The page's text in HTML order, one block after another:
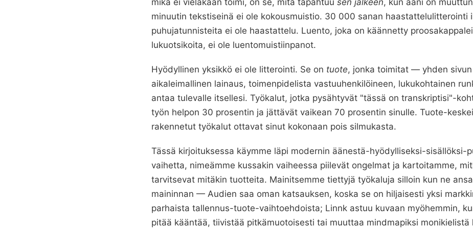
mikä ei vieläkään toimi, on se, mitä tapahtuu sen jälkeen, kun ääni on
minuutin tekstiseinä ei ole kokousmuistio. 30 000 sanan haastattelulitterointi
puhujatunnisteita ei ole haastattelu. Luento, joka on käännetty
lukuotsikoita, ei ole luentomuistiinpanot.
Hyödyllinen yksikkö ei ole litterointi. Se on tuote, jonka toimitat — yhden
aikaleimallinen lainaus, toimenpidelista vastuuhenkilöineen, lukukohtainen
antaa tulevalle itsellesi. Työkalut, jotka pysähtyvät "tässä on transkriptisi"-
työn helpon 30 prosentin ja jättävät vaikean 70 prosentin sinulle. Tuote-
rakennetut työkalut ottavat sinut kokonaan pois silmukasta.
Tässä kirjoituksessa käymme läpi modernin äänestä-hyödylliseksi-sisällöksi-
vaihetta, nimeämme kussakin vaiheessa piilevät ongelmat ja kartoitamme,
tarvitsevat mitäkin tuotteita. Mainitsemme tiettyjä työkaluja silloin kun ne
maininnan — Audien saa oman katsauksen, koska se on hiljaisesti yksi
parhaista tallennus-tuote-vaihtoehdoista; Linnk astuu kuvaan myöhemmin,
pitää kääntää, tiivistää pitkämuotoisesti tai muuttaa mindmapiksi monikielistä